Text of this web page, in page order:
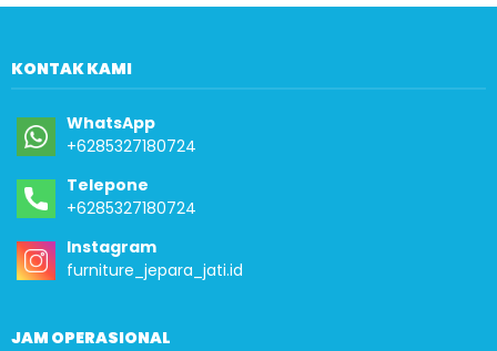
KONTAK KAMI
WhatsApp
+6285327180724
Telepone
+6285327180724
Instagram
furniture_jepara_jati.id
JAM OPERASIONAL